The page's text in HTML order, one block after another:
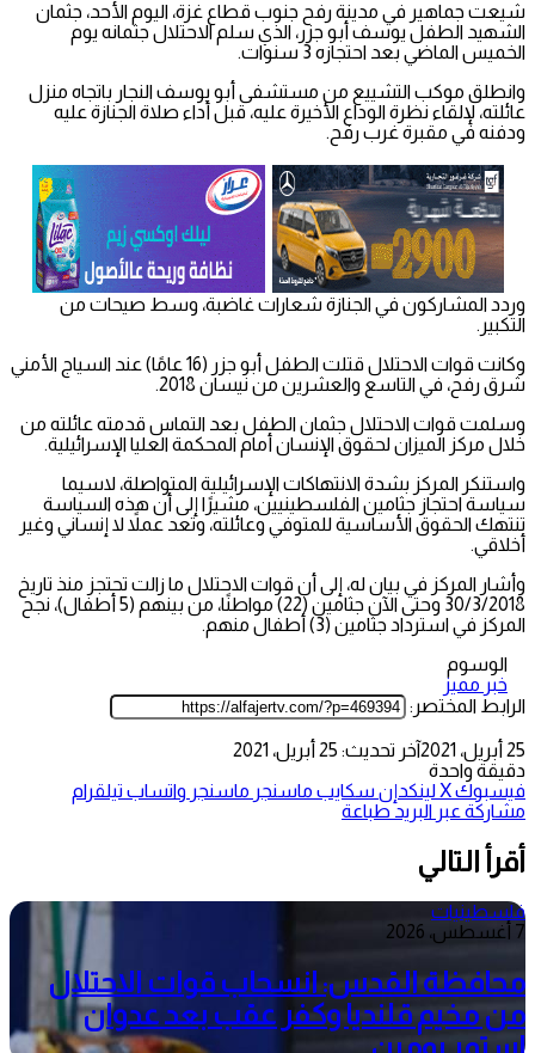
شيعت جماهير في مدينة رفح جنوب قطاع غزة، اليوم الأحد، جثمان
الشهيد الطفل يوسف أبو جزر، الذي سلم الاحتلال جثمانه يوم
الخميس الماضي بعد احتجازه 3 سنوات.
وانطلق موكب التشييع من مستشفى أبو يوسف النجار باتجاه منزل
عائلته، لإلقاء نظرة الوداع الأخيرة عليه، قبل أداء صلاة الجنازة عليه
ودفنه في مقبرة غرب رفح.
وردد المشاركون في الجنازة شعارات غاضبة، وسط صيحات من
التكبير.
وكانت قوات الاحتلال قتلت الطفل أبو جزر (16 عامًا) عند السياج الأمني
شرق رفح، في التاسع والعشرين من نيسان 2018.
وسلمت قوات الاحتلال جثمان الطفل بعد التماس قدمته عائلته من
خلال مركز الميزان لحقوق الإنسان أمام المحكمة العليا الإسرائيلية.
واستنكر المركز بشدة الانتهاكات الإسرائيلية المتواصلة، لاسيما
سياسة احتجاز جثامين الفلسطينيين، مشيرًا إلى أن هذه السياسة
تنتهك الحقوق الأساسية للمتوفي وعائلته، وتعد عملاً لا إنساني وغير
أخلاقي.
وأشار المركز في بيان له، إلى أن قوات الاحتلال ما زالت تحتجز منذ تاريخ
30/3/2018 وحتى الآن جثامين (22) مواطنًا، من بينهم (5 أطفال)، نجح
المركز في استرداد جثامين (3) أطفال منهم.
الوسوم
خبر مميز
الرابط المختصر:
25 أبريل، 2021
آخر تحديث: 25 أبريل، 2021
دقيقة واحدة
فيسبوك‫Xلينكدإن سكايب ماسنجر ماسنجر واتساب تيلقرام
مشاركة عبر البريد طباعة
أقرأ التالي
فلسطينيات
7 أغسطس، 2026
محافظة القدس: انسحاب قوات الاحتلال
من مخيم قلنديا وكفر عقب بعد عدوان
استمر يومين